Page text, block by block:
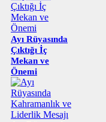
Ayı Rüyasında
Çıktığı İç
Mekan ve
Önemi